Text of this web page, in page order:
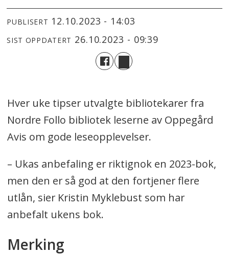
PUBLISERT 12.10.2023 - 14:03
SIST OPPDATERT 26.10.2023 - 09:39
Hver uke tipser utvalgte bibliotekarer fra
Nordre Follo bibliotek leserne av Oppegård
Avis om gode leseopplevelser.
– Ukas anbefaling er riktignok en 2023-bok,
men den er så god at den fortjener flere
utlån, sier Kristin Myklebust som har
anbefalt ukens bok.
Merking